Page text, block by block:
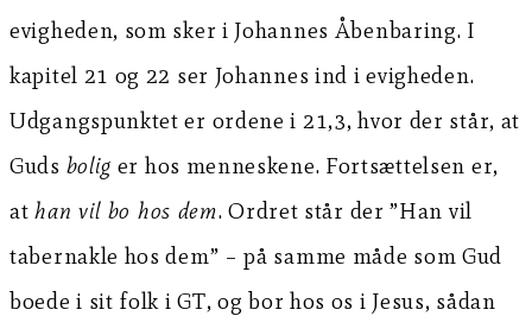
evigheden, som sker i Johannes Åbenbaring. I
kapitel 21 og 22 ser Johannes ind i evigheden.
Udgangspunktet er ordene i 21,3, hvor der står, at
Guds bolig er hos menneskene. Fortsættelsen er,
at han vil bo hos dem. Ordret står der ”Han vil
tabernakle hos dem” – på samme måde som Gud
boede i sit folk i GT, og bor hos os i Jesus, sådan